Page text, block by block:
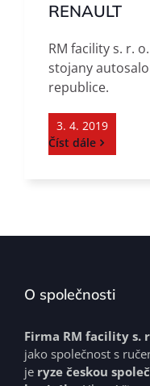
RENAULT
RM facility s. r.
stojany
republice.
3. 4. 2019
Číst dále
O společnosti
Firma RM facility s.
jako společnost s
je ryze českou